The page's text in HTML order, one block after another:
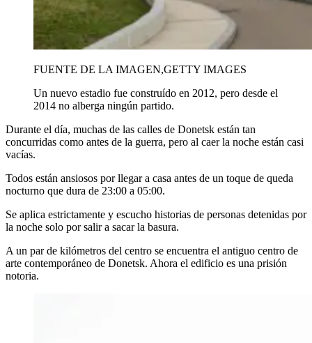
FUENTE DE LA IMAGEN,GETTY IMAGES
Un nuevo estadio fue construído en 2012, pero desde el
2014 no alberga ningún partido.
Durante el día, muchas de las calles de Donetsk están tan
concurridas como antes de la guerra, pero al caer la noche están casi
vacías.
Todos están ansiosos por llegar a casa antes de un toque de queda
nocturno que dura de 23:00 a 05:00.
Se aplica estrictamente y escucho historias de personas detenidas por
la noche solo por salir a sacar la basura.
A un par de kilómetros del centro se encuentra el antiguo centro de
arte contemporáneo de Donetsk. Ahora el edificio es una prisión
notoria.